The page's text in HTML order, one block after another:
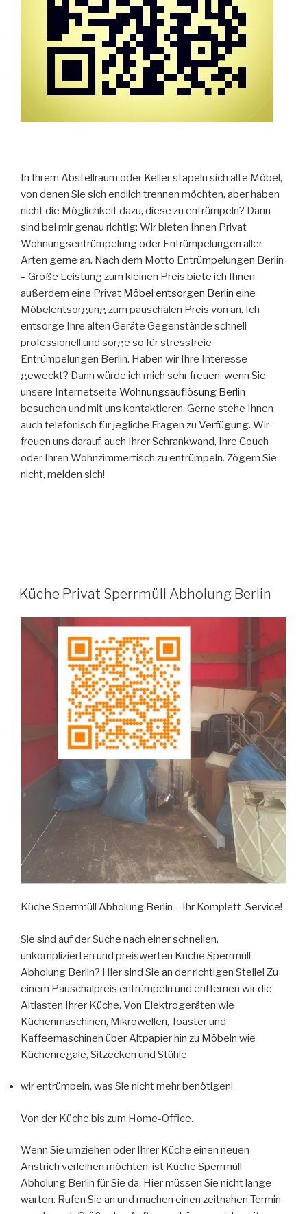
In Ihrem Abstellraum oder Keller stapeln sich alte Möbel,
von denen Sie sich endlich trennen möchten, aber haben
nicht die Möglichkeit dazu, diese zu entrümpeln? Dann
sind bei mir genau richtig: Wir bieten Ihnen Privat
Wohnungsentrümpelung oder Entrümpelungen aller
Arten gerne an. Nach dem Motto Entrümpelungen Berlin
– Große Leistung zum kleinen Preis biete ich Ihnen
außerdem eine Privat Möbel entsorgen Berlin eine
Möbelentsorgung zum pauschalen Preis von an. Ich
entsorge Ihre alten Geräte Gegenstände schnell
professionell und sorge so für stressfreie
Entrümpelungen Berlin. Haben wir Ihre Interesse
geweckt? Dann würde ich mich sehr freuen, wenn Sie
unsere Internetseite Wohnungsauflösung Berlin
besuchen und mit uns kontaktieren. Gerne stehe Ihnen
auch telefonisch für jegliche Fragen zu Verfügung. Wir
freuen uns darauf, auch Ihrer Schrankwand, Ihre Couch
oder Ihren Wohnzimmertisch zu entrümpeln. Zögern Sie
nicht, melden sich!
VERÖFFENTLICHT
AM
Küche Privat Sperrmüll Abholung Berlin
Küche Sperrmüll Abholung Berlin – Ihr Komplett-Service!
Sie sind auf der Suche nach einer schnellen,
unkomplizierten und preiswerten Küche Sperrmüll
Abholung Berlin? Hier sind Sie an der richtigen Stelle! Zu
einem Pauschalpreis entrümpeln und entfernen wir die
Altlasten Ihrer Küche. Von Elektrogeräten wie
Küchenmaschinen, Mikrowellen, Toaster und
Kaffeemaschinen über Altpapier hin zu Möbeln wie
Küchenregale, Sitzecken und Stühle
wir entrümpeln, was Sie nicht mehr benötigen!
Von der Küche bis zum Home-Office.
Wenn Sie umziehen oder Ihrer Küche einen neuen
Anstrich verleihen möchten, ist Küche Sperrmüll
Abholung Berlin für Sie da. Hier müssen Sie nicht lange
warten. Rufen Sie an und machen einen zeitnahen Termin